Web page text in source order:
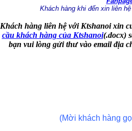
Khách hàng khi đến xin liên
Khách hàng liên hệ với Ktshanoi xin
cầu khách hàng của Ktshanoi(.docx)
bạn vui lòng gửi thư vào email địa
(Mời khách hàng